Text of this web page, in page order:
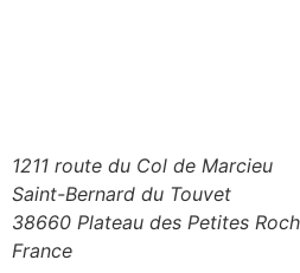
1211 route du Col de Marcieu
Saint-Bernard du Touvet
38660 Plateau des Petites
France